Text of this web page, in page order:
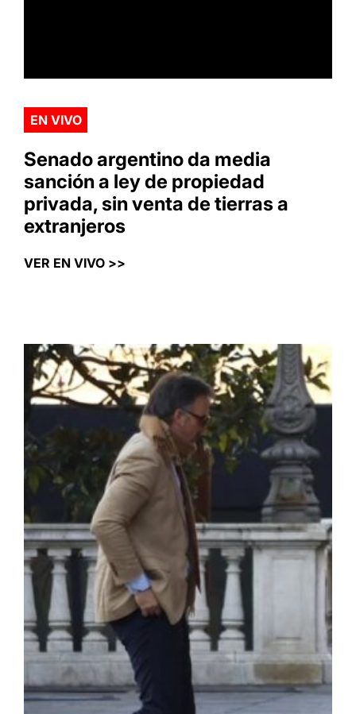
EN VIVO
Senado argentino da media
sanción a ley de propiedad
privada, sin venta de tierras a
extranjeros
VER EN VIVO >>